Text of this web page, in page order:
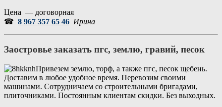
Цена — договорная
☎ 8 967 357 65 46 Ирина
Заостровье заказать пгс, землю, гравий, песок
Привезем землю, торф, а также пгс, песок щебень.
Доставим в любое удобное время. Перевозим своими
машинами. Сотрудничаем со строительными бригадами,
плиточниками. Постоянным клиентам скидки. Без выходных.